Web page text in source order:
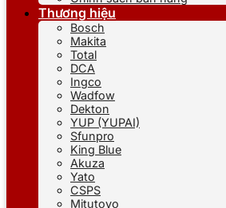
Thương hiệu
Bosch
Makita
Total
DCA
Ingco
Wadfow
Dekton
YUP (YUPAI)
Sfunpro
King Blue
Akuza
Yato
CSPS
Mitutoyo